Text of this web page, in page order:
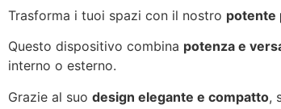
Trasforma i tuoi spazi con il nostro potente
Questo dispositivo combina potenza e
interno o esterno.
Grazie al suo design elegante e compatto,